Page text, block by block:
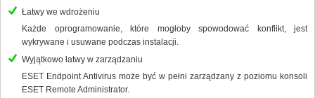
Łatwy we wdrożeniu
Każde oprogramowanie, które mogłoby spowodować konflikt, jest
wykrywane i usuwane podczas instalacji.
Wyjątkowo łatwy w zarządzaniu
ESET Endpoint Antivirus może być w pełni zarządzany z poziomu konsoli
ESET Remote Administrator.